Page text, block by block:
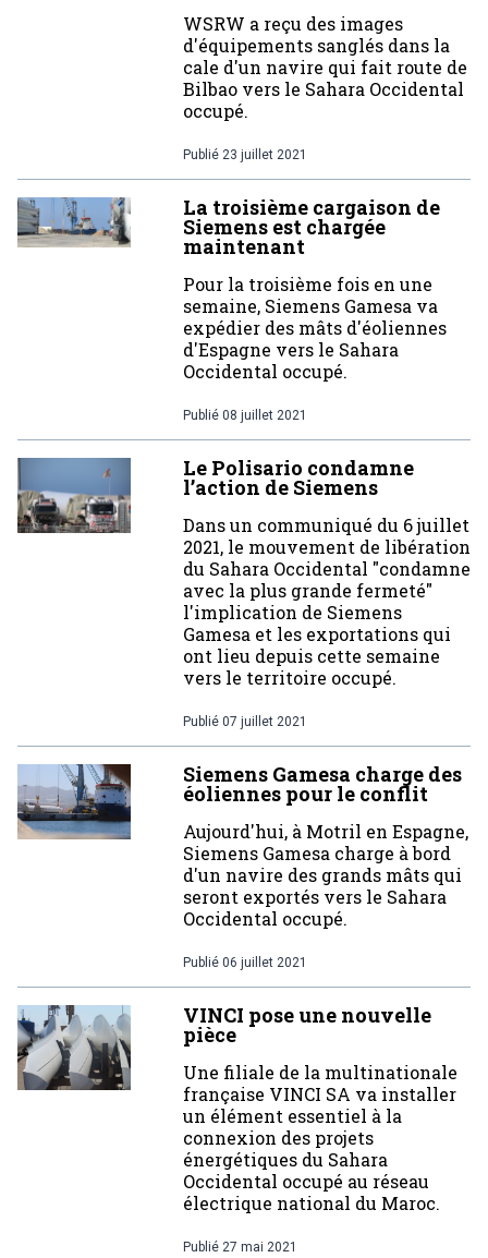
WSRW a reçu des images
d'équipements sanglés dans la
cale d'un navire qui fait route de
Bilbao vers le Sahara Occidental
occupé.
Publié 23 juillet 2021
La troisième cargaison de
Siemens est chargée
maintenant
Pour la troisième fois en une
semaine, Siemens Gamesa va
expédier des mâts d'éoliennes
d'Espagne vers le Sahara
Occidental occupé.
Publié 08 juillet 2021
Le Polisario condamne
l’action de Siemens
Dans un communiqué du 6 juillet
2021, le mouvement de libération
du Sahara Occidental "condamne
avec la plus grande fermeté"
l'implication de Siemens
Gamesa et les exportations qui
ont lieu depuis cette semaine
vers le territoire occupé.
Publié 07 juillet 2021
Siemens Gamesa charge des
éoliennes pour le conflit
Aujourd'hui, à Motril en Espagne,
Siemens Gamesa charge à bord
d'un navire des grands mâts qui
seront exportés vers le Sahara
Occidental occupé.
Publié 06 juillet 2021
VINCI pose une nouvelle
pièce
Une filiale de la multinationale
française VINCI SA va installer
un élément essentiel à la
connexion des projets
énergétiques du Sahara
Occidental occupé au réseau
électrique national du Maroc.
Publié 27 mai 2021